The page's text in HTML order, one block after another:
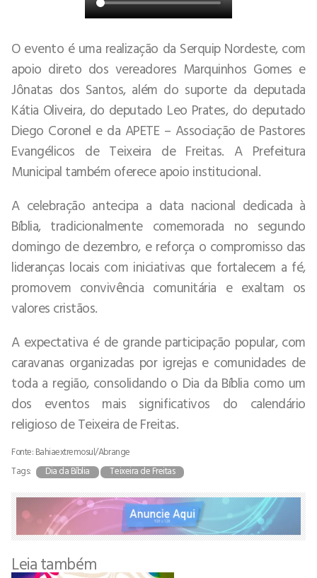
O evento é uma realização da Serquip Nordeste, com
apoio direto dos vereadores Marquinhos Gomes e
Jônatas dos Santos, além do suporte da deputada
Kátia Oliveira, do deputado Leo Prates, do deputado
Diego Coronel e da APETE – Associação de Pastores
Evangélicos de Teixeira de Freitas. A Prefeitura
Municipal também oferece apoio institucional.
A celebração antecipa a data nacional dedicada à
Bíblia, tradicionalmente comemorada no segundo
domingo de dezembro, e reforça o compromisso das
lideranças locais com iniciativas que fortalecem a fé,
promovem convivência comunitária e exaltam os
valores cristãos.
A expectativa é de grande participação popular, com
caravanas organizadas por igrejas e comunidades de
toda a região, consolidando o Dia da Bíblia como um
dos eventos mais significativos do calendário
religioso de Teixeira de Freitas.
Fonte: Bahiaextremosul/Abrange
Tags:
Dia da Bíblia Teixeira de Freitas
Leia também